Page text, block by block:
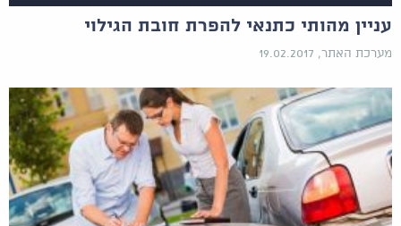
עניין מהותי כתנאי להפרת חובת הגילוי
מערכת האתר, 19.02.2017